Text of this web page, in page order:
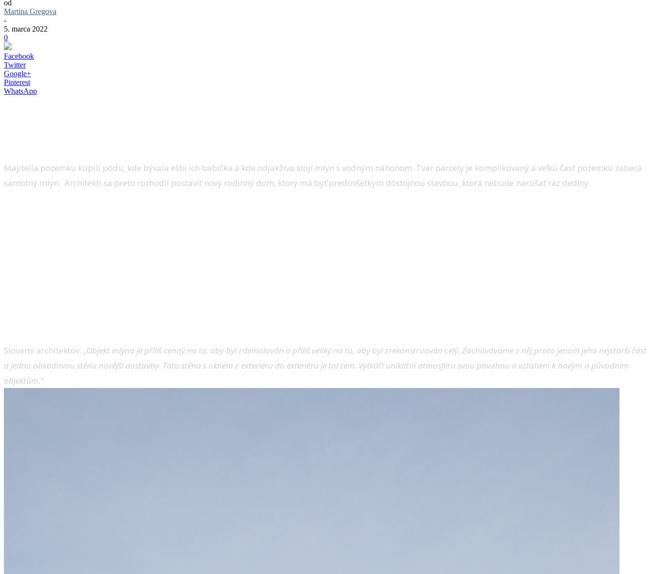
od
Martina Gregova
-
5. marca 2022
0
Facebook
Twitter
Google+
Pinterest
WhatsApp
Majitelia pozemku kúpili pôdu, kde bývala ešte ich babička a kde odjakživa stojí mlyn s vodným náhonom. Tvar parcely je komplikovaný a veľkú časť pozemku zaberá
samotný mlyn. Architekti sa preto rozhodli postaviť nový rodinný dom, ktorý má byť predovšetkým dôstojnou stavbou, ktorá nebude narúšať ráz dediny.
Slovami architektov: „Objekt mlýna je příliš cenný na to, aby byl zdemolován a příliš veliký na to, aby byl zrekonstruován celý. Zachováváme z něj proto jenom jeho nejstarší část
a jednu obvodovou stěnu novější dostavby. Tato stěna s oknem z exteriéru do exteriéru je torzem. Vytváří unikátní atmosféru svou povahou a vztahem k novým a původním
objektům.“